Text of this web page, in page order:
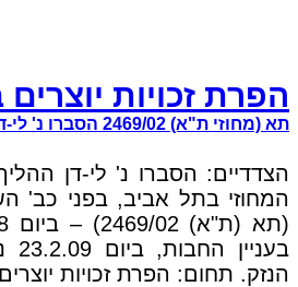
הפרת זכויות
תא (מחוזי ת"א) 2469/02 הסברו נ' לי-דן (נבו, 23.2.2009)
הצדדיים: הסברו נ' לי-דן
המחוזי בתל אביב, בפני כב'
הנזק. תחום: הפרת זכויות